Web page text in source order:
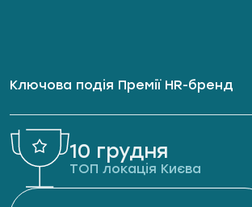
Ключова подія Премії HR-бренд
10 грудня
ТОП локація Києва